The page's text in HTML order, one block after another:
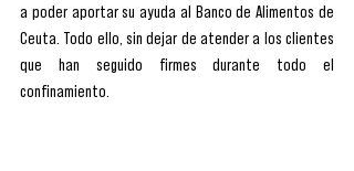
a poder aportar su ayuda al Banco de Alimentos de
Ceuta. Todo ello, sin dejar de atender a los clientes
que han seguido firmes durante todo el
confinamiento.